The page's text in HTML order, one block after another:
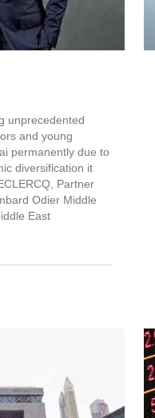
unprecedented
and young
permanently due to
diversification it
Partner
Odier Middle
East